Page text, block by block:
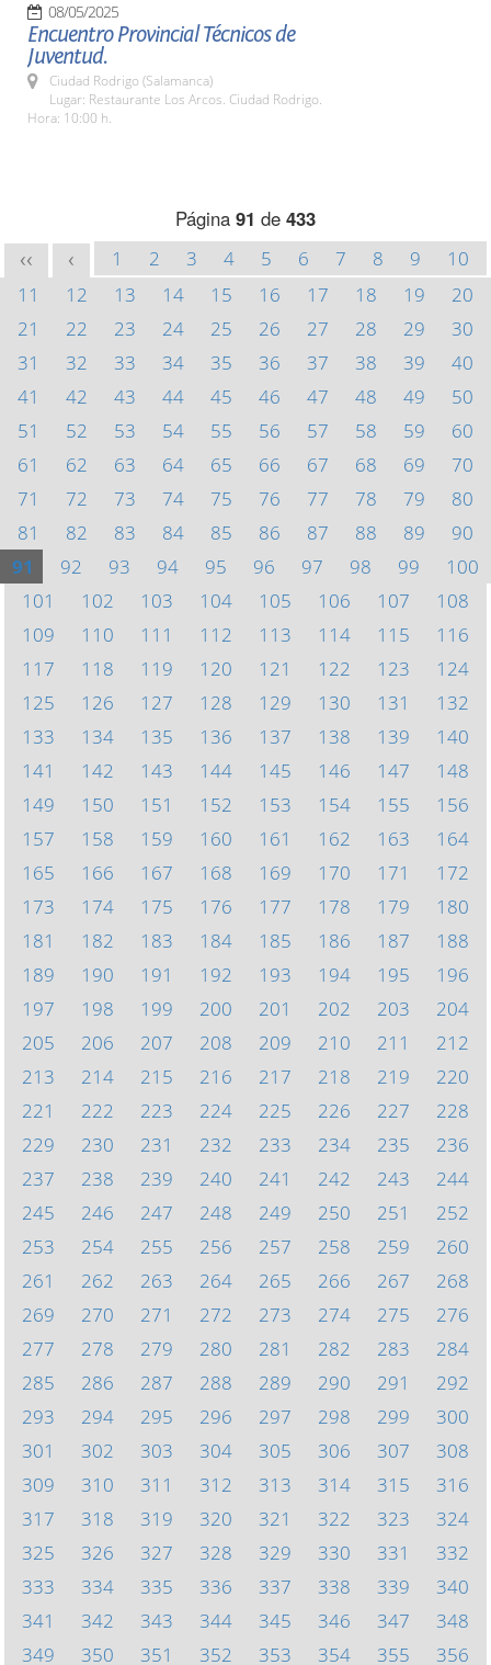
08/05/2025
Encuentro Provincial Técnicos de
Juventud.
Ciudad Rodrigo (Salamanca)
Lugar: Restaurante Los Arcos. Ciudad Rodrigo.
Hora: 10:00 h.
Página 91 de 433
<< < 1 2 3 4 5 6 7 8 9
10
11
12 13 14 15 16 17 18 19
20
21
22 23 24 25 26 27 28 29
30
31
32 33 34 35 36 37 38 39
40
41
42 43 44 45 46 47 48 49
50
51
52 53 54 55 56 57 58 59
60
61
62 63 64 65 66 67 68 69
70
71
72 73 74 75 76 77 78 79
80
81
82 83 84 85 86 87 88 89
90
91
92 93 94 95 96 97 98 99
100
101
102 103 104 105 106 107
108
109
110 111 112 113 114 115
116
117
118 119 120 121 122 123
124
125
126 127 128 129 130 131
132
133
134 135 136 137 138 139
140
141
142 143 144 145 146 147
148
149
150 151 152 153 154 155
156
157
158 159 160 161 162 163
164
165
166 167 168 169 170 171
172
173
174 175 176 177 178 179
180
181
182 183 184 185 186 187
188
189
190 191 192 193 194 195
196
197
198 199 200 201 202 203
204
205
206 207 208 209 210 211
212
213
214 215 216 217 218 219
220
221
222 223 224 225 226 227
228
229
230 231 232 233 234 235
236
237
238 239 240 241 242 243
244
245
246 247 248 249 250 251
252
253
254 255 256 257 258 259
260
261
262 263 264 265 266 267
268
269
270 271 272 273 274 275
276
277
278 279 280 281 282 283
284
285
286 287 288 289 290 291
292
293
294 295 296 297 298 299
300
301
302 303 304 305 306 307
308
309
310 311 312 313 314 315
316
317
318 319 320 321 322 323
324
325
326 327 328 329 330 331
332
333
334 335 336 337 338 339
340
341
342 343 344 345 346 347
348
349
350 351 352 353 354 355 356